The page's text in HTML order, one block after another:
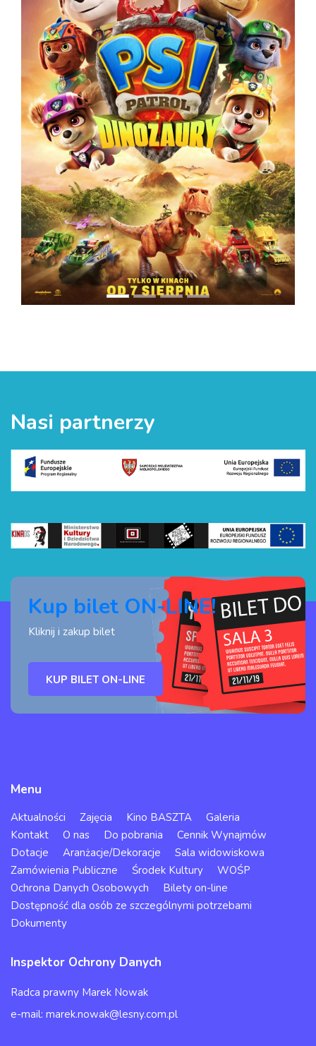
PREVIOUS NEXT
Nasi partnerzy
Kup bilet ON-LINE!
Kliknij i zakup bilet
KUP BILET ON-LINE
Menu
Aktualności Zajęcia Kino BASZTA
Galeria
Kontakt
O nas Do pobrania
Cennik Wynajmów
Dotacje
Aranżacje/Dekoracje
Sala widowiskowa
Zamówienia Publiczne
Środek Kultury
WOŚP
Ochrona Danych Osobowych
Bilety on-line
Dostępność dla osób ze szczególnymi potrzebami
Dokumenty
Inspektor Ochrony Danych
Radca prawny Marek Nowak
e-mail: marek.nowak@lesny.com.pl